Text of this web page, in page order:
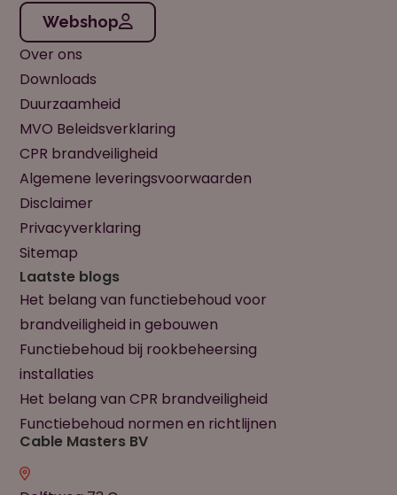
Webshop
Over ons
Downloads
Duurzaamheid
MVO Beleidsverklaring
CPR brandveiligheid
Algemene leveringsvoorwaarden
Disclaimer
Privacyverklaring
Sitemap
Laatste blogs
Het belang van functiebehoud voor
brandveiligheid in gebouwen
Functiebehoud bij rookbeheersing
installaties
Het belang van CPR brandveiligheid
Functiebehoud normen en richtlijnen
Cable Masters BV